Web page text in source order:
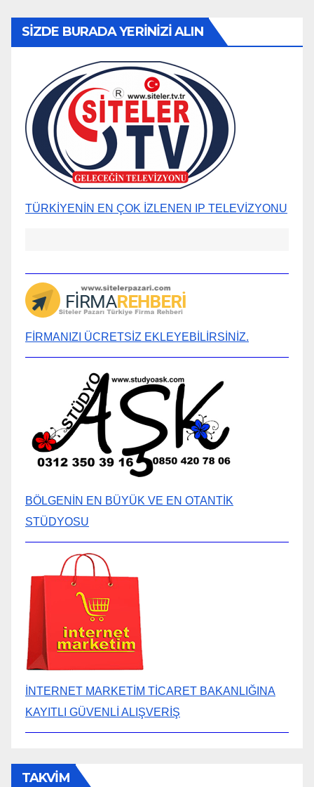
SİZDE BURADA YERİNİZİ ALIN
TÜRKİYENİN EN ÇOK İZLENEN IP TELEVİZYONU
FİRMANIZI ÜCRETSİZ EKLEYEBİLİRSİNİZ.
BÖLGENİN EN BÜYÜK VE EN OTANTİK
STÜDYOSU
İNTERNET MARKETİM TİCARET BAKANLIĞINA
KAYITLI GÜVENLİ ALIŞVERİŞ
TAKVİM